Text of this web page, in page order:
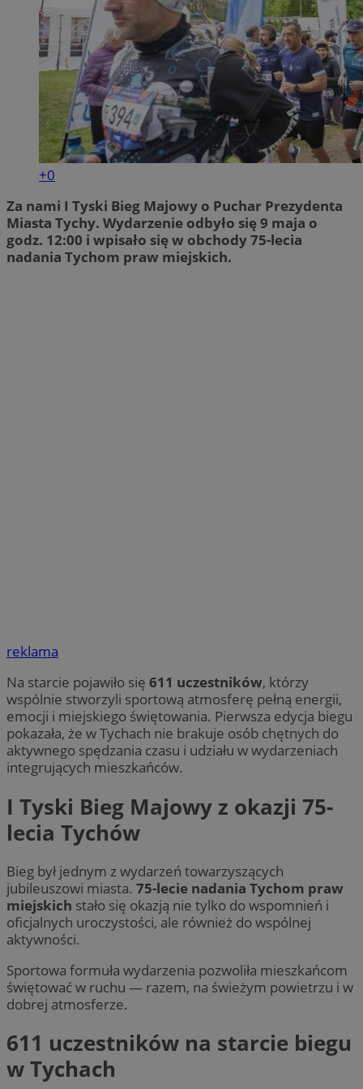
+0
Za nami I Tyski Bieg Majowy o Puchar Prezydenta
Miasta Tychy. Wydarzenie odbyło się 9 maja o
godz. 12:00 i wpisało się w obchody 75-lecia
nadania Tychom praw miejskich.
reklama
Na starcie pojawiło się 611 uczestników, którzy
wspólnie stworzyli sportową atmosferę pełną energii,
emocji i miejskiego świętowania. Pierwsza edycja biegu
pokazała, że w Tychach nie brakuje osób chętnych do
aktywnego spędzania czasu i udziału w wydarzeniach
integrujących mieszkańców.
I Tyski Bieg Majowy z okazji 75-
lecia Tychów
Bieg był jednym z wydarzeń towarzyszących
jubileuszowi miasta. 75-lecie nadania Tychom praw
miejskich stało się okazją nie tylko do wspomnień i
oficjalnych uroczystości, ale również do wspólnej
aktywności.
Sportowa formuła wydarzenia pozwoliła mieszkańcom
świętować w ruchu — razem, na świeżym powietrzu i w
dobrej atmosferze.
611 uczestników na starcie biegu
w Tychach